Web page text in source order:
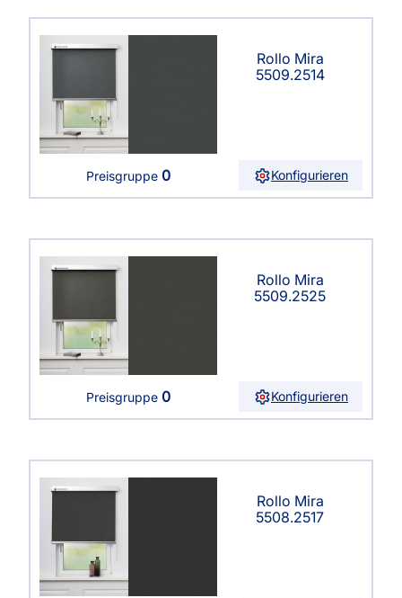
Rollo Mira
5509.2514
Preisgruppe 0 Konfigurieren
Rollo Mira
5509.2525
Preisgruppe 0 Konfigurieren
Rollo Mira
5508.2517